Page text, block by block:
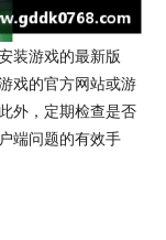
装游戏的最新版
戏的官方网站或游
外，定期检查是否
端问题的有效手